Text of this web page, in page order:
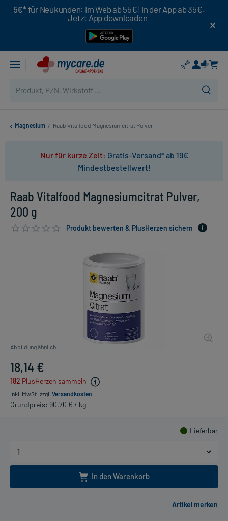
5€* für Neukunden: Im Web ab 55€ | In der App ab 35€.
Jetzt App downloaden
Magnesium / Raab Vitalfood Magnesiumcitrat Pulver
Nur für kurze Zeit: Gratis-Versand* ab 19€
Mindestbestellwert!
Raab Vitalfood Magnesiumcitrat Pulver,
200 g
Produkt bewerten & PlusHerzen sichern
Abbildung ähnlich
18,14 €
182 PlusHerzen sammeln
inkl. MwSt. zzgl. Versandkosten
Grundpreis: 90,70 € / kg
Lieferbar
In den Warenkorb